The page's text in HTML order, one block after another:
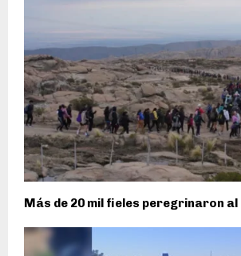
Más de 20 mil fieles peregrinaron